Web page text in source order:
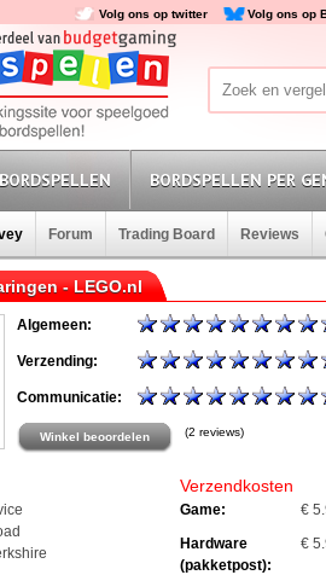
Volg ons op twitter Volg ons op
BORDSPELLEN BORDSPELLEN PER
Forum Trading Board Reviews
- LEGO.nl
Algemeen:
Verzending:
Communicatie:
Winkel beoordelen (2 reviews)
Verzendkosten
Game:
€
Hardware
(pakketpost):
€